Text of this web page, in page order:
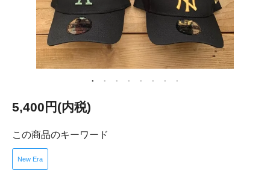
5,400円(内税)
この商品のキーワード
New Era